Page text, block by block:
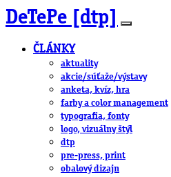
DeTePe [dtp]
ČLÁNKY
aktuality
akcie/súťaže/výstavy
anketa, kvíz, hra
farby a color management
typografia, fonty
logo, vizuálny štýl
dtp
pre-press, print
obalový dizajn